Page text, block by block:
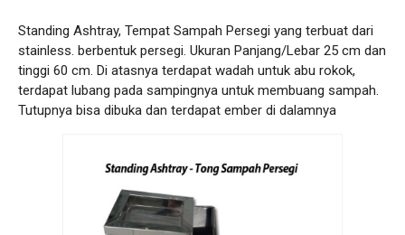
Standing Ashtray, Tempat Sampah Persegi yang terbuat dari
stainless. berbentuk persegi. Ukuran Panjang/Lebar 25 cm dan
tinggi 60 cm. Di atasnya terdapat wadah untuk abu rokok,
terdapat lubang pada sampingnya untuk membuang sampah.
Tutupnya bisa dibuka dan terdapat ember di dalamnya